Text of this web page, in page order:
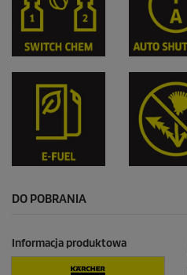
DO POBRANIA
Informacja produktowa